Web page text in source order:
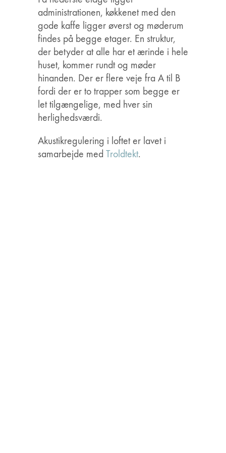
administrationen, køkkenet med den
gode kaffe ligger øverst og møderum
findes på begge etager. En struktur,
der betyder at alle har et ærinde i hele
huset, kommer rundt og møder
hinanden. Der er flere veje fra A til B
fordi der er to trapper som begge er
let tilgængelige, med hver sin
herlighedsværdi.
Akustikregulering i loftet er lavet i
samarbejde med Troldtekt.